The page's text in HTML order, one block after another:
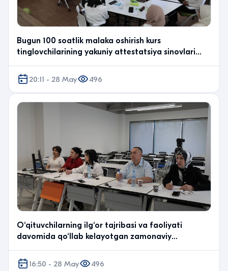
Bugun 100 soatlik malaka oshirish kurs
tinglovchilarining yakuniy attestatsiya sinovlari
20:11 - 28 May
496
O‘qituvchilarning ilg‘or tajribasi va faoliyati
davomida qo‘llab kelayotgan zamonaviy
16:50 - 28 May
496